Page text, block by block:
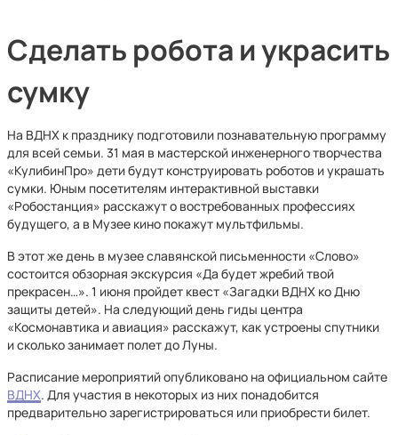
Сделать робота и украсить
сумку
На ВДНХ к празднику подготовили познавательную программу
для всей семьи. 31 мая в мастерской инженерного творчества
«КулибинПро» дети будут конструировать роботов и украшать
сумки. Юным посетителям интерактивной выставки
«Робостанция» расскажут о востребованных профессиях
будущего, а в Музее кино покажут мультфильмы.
В этот же день в музее славянской письменности «Слово»
состоится обзорная экскурсия «Да будет жребий твой
прекрасен…». 1 июня пройдет квест «Загадки ВДНХ ко Дню
защиты детей». На следующий день гиды центра
«Космонавтика и авиация» расскажут, как устроены спутники
и сколько занимает полет до Луны.
Расписание мероприятий опубликовано на официальном сайте
ВДНХ. Для участия в некоторых из них понадобится
предварительно зарегистрироваться или приобрести билет.